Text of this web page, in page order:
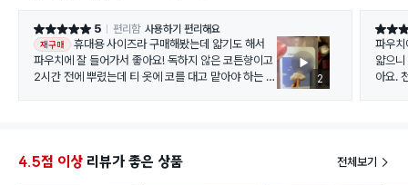
별점 5점 5 편리함 사용하기 편리해요
재구매
휴대용 사이즈라 구매해봤는데 얇기도 해서
파우치에 잘 들어가서 좋아요! 독하지 않은 코튼향이고
2시간 전에 뿌렸는데 티 옷에 코를 대고 맡아야 하는 정
2
별점 5
파우치
얇으
아요.
4.5점 이상 리뷰가 좋은 상품 전체보기